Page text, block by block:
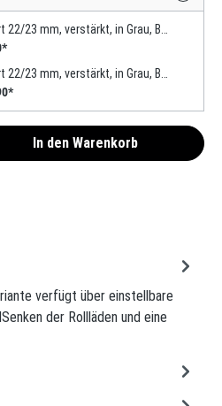
gewünschten Wert ein
In den Warenkorb
verfügt über einstellbare
der Rollläden und eine